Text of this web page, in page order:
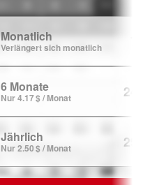
Monatlich
Verlängert sich monatlich
6 Monate
Nur 4.17 $ / Monat 24.99 $
Jährlich
Nur 2.50 $ / Monat 29.99 $